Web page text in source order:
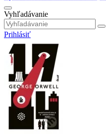
Vyhľadávanie
Prihlásiť